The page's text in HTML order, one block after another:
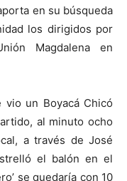
en su búsqueda
los dirigidos por
Magdalena en
un Boyacá Chicó
al minuto ocho
a través de José
el balón en el
se quedaría con 10